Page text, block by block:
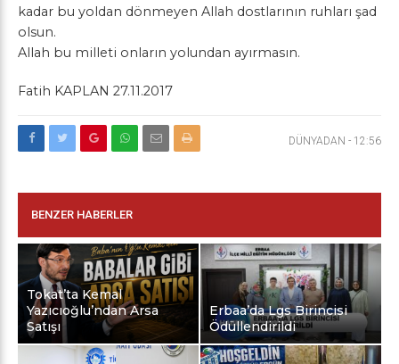
kadar bu yoldan dönmeyen Allah dostlarının ruhları şad
olsun.
Allah bu milleti onların yolundan ayırmasın.
Fatih KAPLAN 27.11.2017
DÜNYADAN - 12:56
BENZER HABERLER
Tokat’ta Kemal
Yazıcıoğlu’ndan Arsa
Satışı
Erbaa’da Lgs Birincisi
Ödüllendirildi